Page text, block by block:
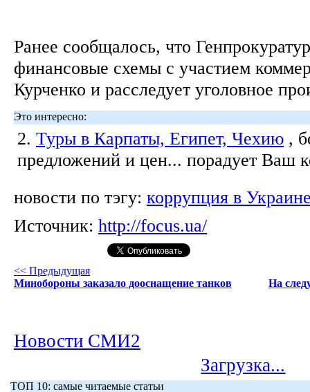
Ранее сообщалось, что
финансовые схемы с участием
Курченко и расследует уголовное
Это интересно:
2. Туры в Карпаты, Египет, Чехию ,
предложений и цен... порадует Ваш
новости по тэгу: коррупция в
Источник: http://focus.ua/
<< Предыдущая
Минобороны заказало дооснащение танков
На
Новости СМИ2
Загрузка...
ТОП 10: самые читаемые статьи